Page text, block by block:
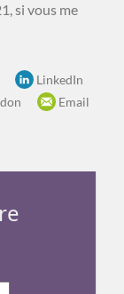
si vous me
LinkedIn
Email